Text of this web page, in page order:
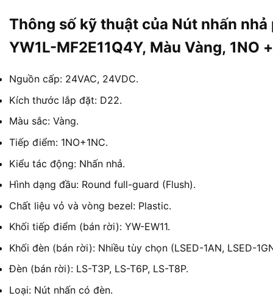
Thông số kỹ thuật của Nút nhấn
YW1L-MF2E11Q4Y, Màu Vàng, 1NO
Nguồn cấp: 24VAC, 24VDC.
Kích thước lắp đặt: D22.
Màu sắc: Vàng.
Tiếp điểm: 1NO+1NC.
Kiểu tác động: Nhấn nhả.
Hình dạng đầu: Round full-guard (Flush).
Chất liệu vỏ và vòng bezel: Plastic.
Khối tiếp điểm (bán rời): YW-EW11.
Khối đèn (bán rời): Nhiều tùy chọn (LSED-1AN, LSED-
Đèn (bán rời): LS-T3P, LS-T6P, LS-T8P.
Loại: Nút nhấn có đèn.